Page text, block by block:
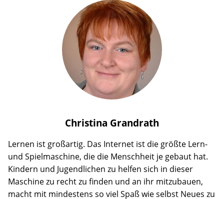
Christina Grandrath
Lernen ist großartig. Das Internet ist die größte Lern-
und Spielmaschine, die die Menschheit je gebaut hat.
Kindern und Jugendlichen zu helfen sich in dieser
Maschine zu recht zu finden und an ihr mitzubauen,
macht mit mindestens so viel Spaß wie selbst Neues zu